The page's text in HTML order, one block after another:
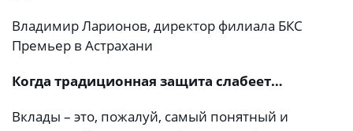
Владимир Ларионов, директор филиала БКС
Премьер в Астрахани
Когда традиционная защита слабеет…
Вклады – это, пожалуй, самый понятный и